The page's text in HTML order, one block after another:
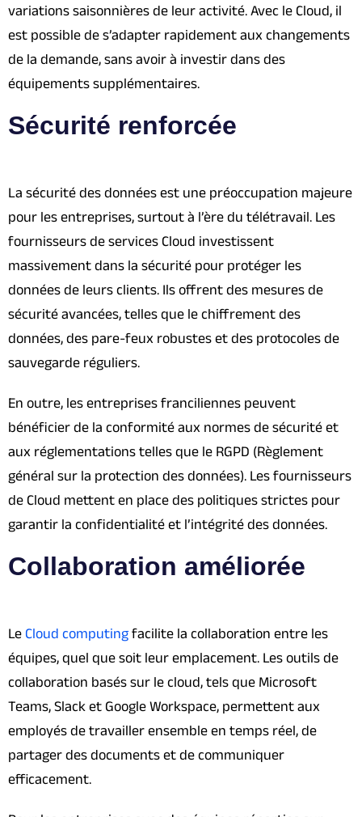
variations saisonnières de leur activité. Avec le Cloud, il
est possible de s’adapter rapidement aux changements
de la demande, sans avoir à investir dans des
équipements supplémentaires.
Sécurité renforcée
La sécurité des données est une préoccupation majeure
pour les entreprises, surtout à l’ère du télétravail. Les
fournisseurs de services Cloud investissent
massivement dans la sécurité pour protéger les
données de leurs clients. Ils offrent des mesures de
sécurité avancées, telles que le chiffrement des
données, des pare-feux robustes et des protocoles de
sauvegarde réguliers.
En outre, les entreprises franciliennes peuvent
bénéficier de la conformité aux normes de sécurité et
aux réglementations telles que le RGPD (Règlement
général sur la protection des données). Les fournisseurs
de Cloud mettent en place des politiques strictes pour
garantir la confidentialité et l’intégrité des données.
Collaboration améliorée
Le Cloud computingfacilite la collaboration entre les
équipes, quel que soit leur emplacement. Les outils de
collaboration basés sur le cloud, tels que Microsoft
Teams, Slack et Google Workspace, permettent aux
employés de travailler ensemble en temps réel, de
partager des documents et de communiquer
efficacement.